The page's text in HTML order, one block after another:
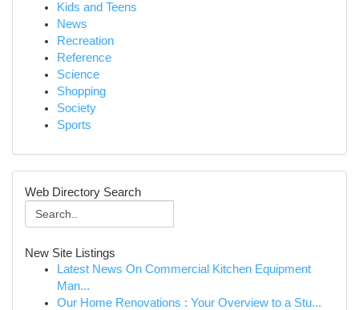
Kids and Teens
News
Recreation
Reference
Science
Shopping
Society
Sports
Web Directory Search
New Site Listings
Latest News On Commercial Kitchen Equipment
Man...
Our Home Renovations : Your Overview to a Stu...